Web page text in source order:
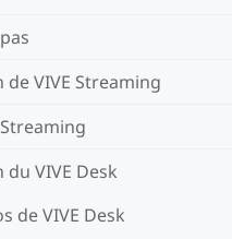
VIVE Streaming
Streaming
VIVE Desk
de VIVE Desk